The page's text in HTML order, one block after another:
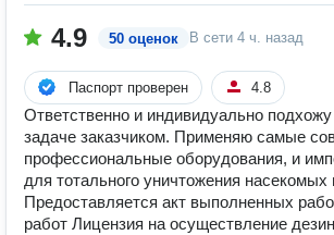
4.9 50 оценок В сети 4 ч. назад
Паспорт проверен 4.8
Ответственно и индивидуально
задаче заказчиком. Применяю самые
профессиональные оборудования, и
для тотального уничтожения насекомых
Предоставляется акт выполненных
работ Лицензия на осуществление